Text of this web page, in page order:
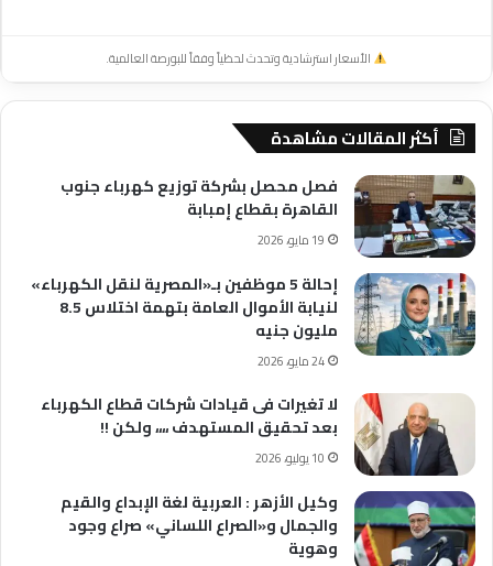
الأسعار استرشادية وتحدث لحظياً وفقاً للبورصة العالمية.
أكثر المقالات مشاهدة
فصل محصل بشركة توزيع كهرباء جنوب
القاهرة بقطاع إمبابة
19 مايو، 2026
إحالة 5 موظفين بـ«المصرية لنقل الكهرباء»
لنيابة الأموال العامة بتهمة اختلاس 8.5
مليون جنيه
24 مايو، 2026
لا تغيرات فى قيادات شركات قطاع الكهرباء
بعد تحقيق المستهدف ،،،، ولكن !!
10 يوليو، 2026
وكيل الأزهر : العربية لغة الإبداع والقيم
والجمال و«الصراع اللساني» صراع وجود
وهوية